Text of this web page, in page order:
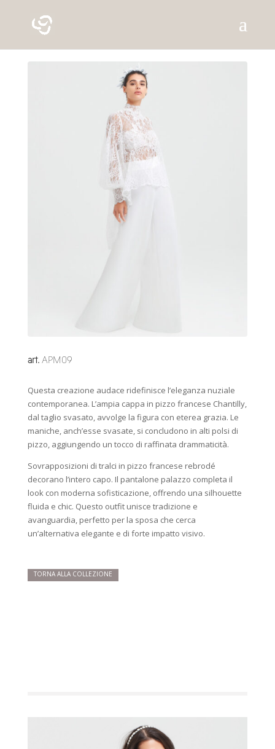
art. APM09
Questa creazione audace ridefinisce l’eleganza nuziale
contemporanea. L’ampia cappa in pizzo francese Chantilly,
dal taglio svasato, avvolge la figura con eterea grazia. Le
maniche, anch’esse svasate, si concludono in alti polsi di
pizzo, aggiungendo un tocco di raffinata drammaticità.
Sovrapposizioni di tralci in pizzo francese rebrodé
decorano l’intero capo. Il pantalone palazzo completa il
look con moderna sofisticazione, offrendo una silhouette
fluida e chic. Questo outfit unisce tradizione e
avanguardia, perfetto per la sposa che cerca
un’alternativa elegante e di forte impatto visivo.
TORNA ALLA COLLEZIONE